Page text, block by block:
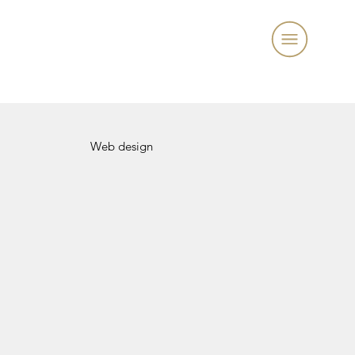
Web design